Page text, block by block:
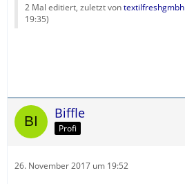
2 Mal editiert, zuletzt vontextilfreshgmbh
19:35)
Biffle
Profi
26. November 2017 um 19:52